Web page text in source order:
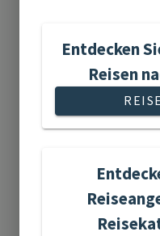
1 Reise
Entdecken
Reisen